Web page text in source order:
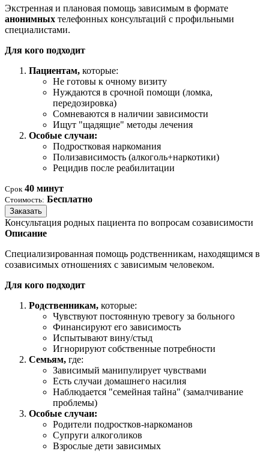
Экстренная и плановая помощь зависимым в формате
анонимных телефонных консультаций с профильными
специалистами.
Для кого подходит
Пациентам, которые:
Не готовы к очному визиту
Нуждаются в срочной помощи (ломка,
передозировка)
Сомневаются в наличии зависимости
Ищут "щадящие" методы лечения
Особые случаи:
Подростковая наркомания
Полизависимость (алкоголь+наркотики)
Рецидив после реабилитации
Срок 40 минут
Стоимость: Бесплатно
Заказать
Консультация родных пациента по вопросам созависимости
Описание
Специализированная помощь родственникам, находящимся в
созависимых отношениях с зависимым человеком.
Для кого подходит
Родственникам, которые:
Чувствуют постоянную тревогу за больного
Финансируют его зависимость
Испытывают вину/стыд
Игнорируют собственные потребности
Семьям, где:
Зависимый манипулирует чувствами
Есть случаи домашнего насилия
Наблюдается "семейная тайна" (замалчивание
проблемы)
Особые случаи:
Родители подростков-наркоманов
Супруги алкоголиков
Взрослые дети зависимых